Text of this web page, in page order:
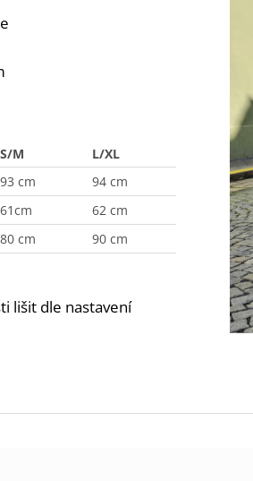
S/M
L/XL
93 cm
94 cm
61cm
62 cm
80 cm 90 cm
lišit dle nastavení